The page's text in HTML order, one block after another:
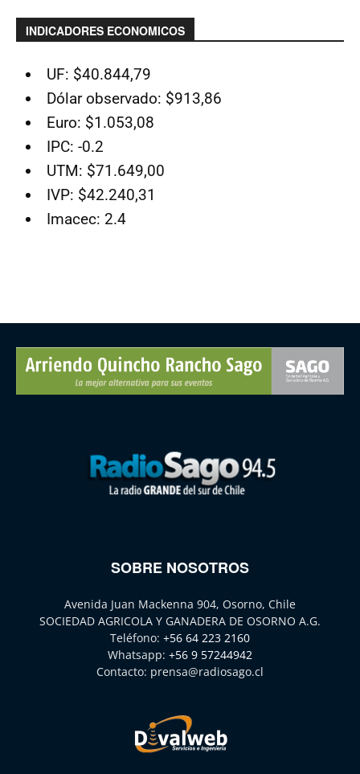
INDICADORES ECONOMICOS
UF: $40.844,79
Dólar observado: $913,86
Euro: $1.053,08
IPC: -0.2
UTM: $71.649,00
IVP: $42.240,31
Imacec: 2.4
SOBRE NOSOTROS
Avenida Juan Mackenna 904, Osorno, Chile
SOCIEDAD AGRICOLA Y GANADERA DE OSORNO A.G.
Teléfono: +56 64 223 2160
Whatsapp: +56 9 57244942
Contacto: prensa@radiosago.cl